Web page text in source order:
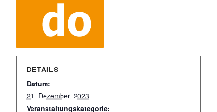
DETAILS
Datum:
21. Dezember, 2023
Veranstaltungskategorie: